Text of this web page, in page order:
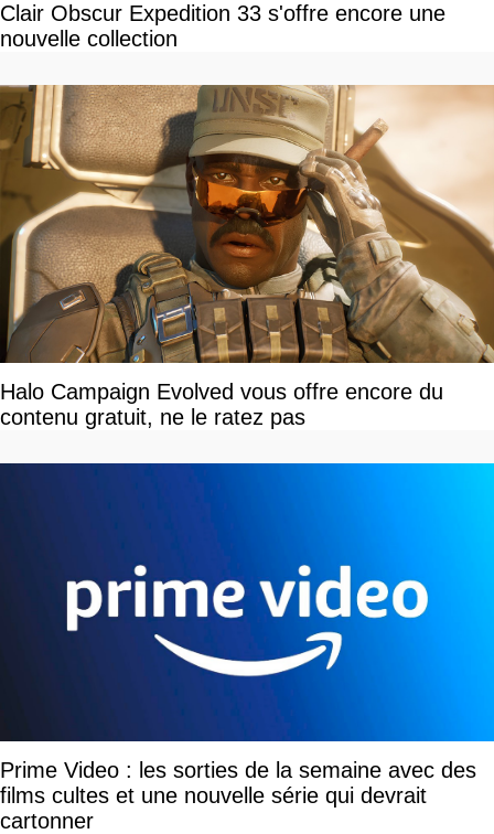
Clair Obscur Expedition 33 s'offre encore une
nouvelle collection
Halo Campaign Evolved vous offre encore du
contenu gratuit, ne le ratez pas
Prime Video : les sorties de la semaine avec des
films cultes et une nouvelle série qui devrait
cartonner